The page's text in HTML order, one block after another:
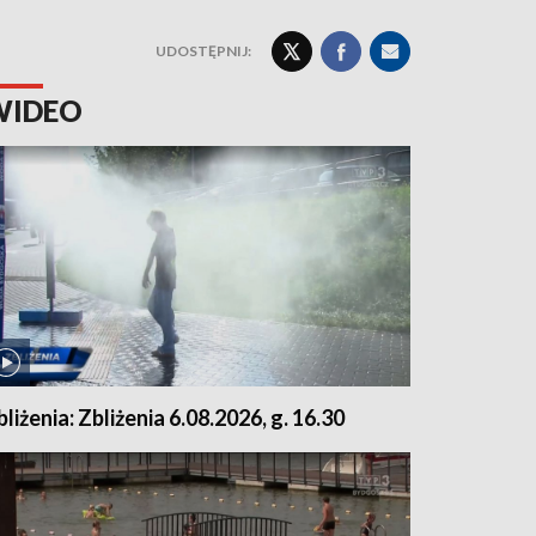
UDOSTĘPNIJ:
Zbliżenia 6.08.2026, g. 16.30